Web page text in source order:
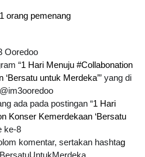
orang pemenang
Ooredoo
“1 Hari Menuju #Collabonation
‘Bersatu untuk Merdeka’” yang di
ada pada postingan “1 Hari
Konser Kemerdekaan ‘Bersatu
ke-8
komentar, sertakan hashtag